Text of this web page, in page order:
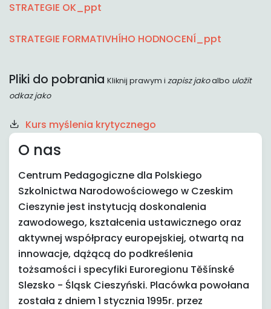
STRATEGIE OK_ppt
STRATEGIE FORMATIVHÍHO HODNOCENÍ_ppt
Pliki do pobrania Kliknij prawym i zapisz jakoalbo uložit
odkaz jako
Kurs myślenia krytycznego
O nas
Centrum Pedagogiczne dla Polskiego
Szkolnictwa Narodowościowego w Czeskim
Cieszynie jest instytucją doskonalenia
zawodowego, kształcenia ustawicznego oraz
aktywnej współpracy europejskiej, otwartą na
innowacje, dążącą do podkreślenia
tożsamości i specyfiki Euroregionu Těšínské
Slezsko - Śląsk Cieszyński. Placówka powołana
została z dniem 1 stycznia 1995r. przez